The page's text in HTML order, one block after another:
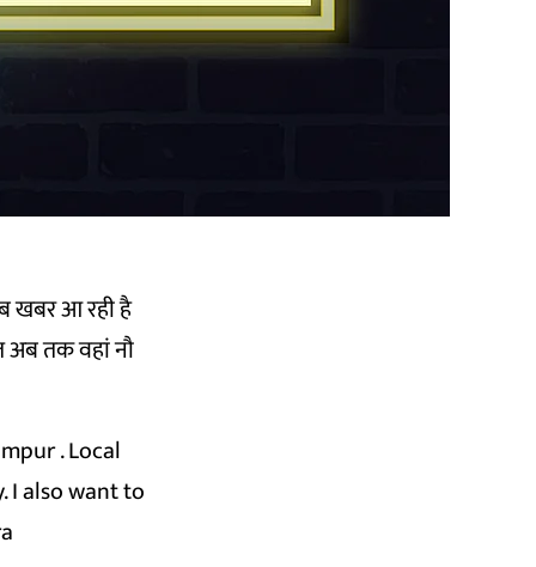
खबर आ रही है
अब तक वहां नौ
. Local
I also want to